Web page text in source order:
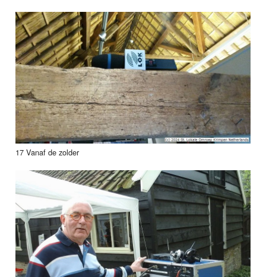
17 Vanaf de zolder